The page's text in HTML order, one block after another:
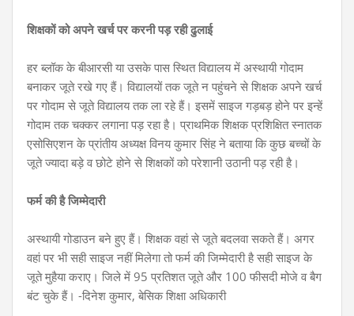
शिक्षकों को अपने खर्च पर करनी पड़ रही ढुलाई
हर ब्लॉक के बीआरसी या उसके पास स्थित विद्यालय में अस्थायी गोदाम
बनाकर जूते रखे गए हैं। विद्यालयों तक जूते न पहुंचने से शिक्षक अपने खर्च
पर गोदाम से जूते विद्यालय तक ला रहे हैं। इसमें साइज गड़बड़ होने पर इन्हें
गोदाम तक चक्कर लगाना पड़ रहा है। प्राथमिक शिक्षक प्रशिक्षित स्नातक
एसोसिएशन के प्रांतीय अध्यक्ष विनय कुमार सिंह ने बताया कि कुछ बच्चों के
जूते ज्यादा बड़े व छोटे होने से शिक्षकों को परेशानी उठानी पड़ रही है।
फर्म की है जिम्मेदारी
अस्थायी गोडाउन बने हुए हैं। शिक्षक वहां से जूते बदलवा सकते हैं। अगर
वहां पर भी सही साइज नहीं मिलेगा तो फर्म की जिम्मेदारी है सही साइज के
जूते मुहैया कराए। जिले में 95 प्रतिशत जूते और 100 फीसदी मोजे व बैग
बंट चुके हैं। -दिनेश कुमार, बेसिक शिक्षा अधिकारी